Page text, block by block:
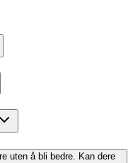
uten å bli bedre. Kan dere